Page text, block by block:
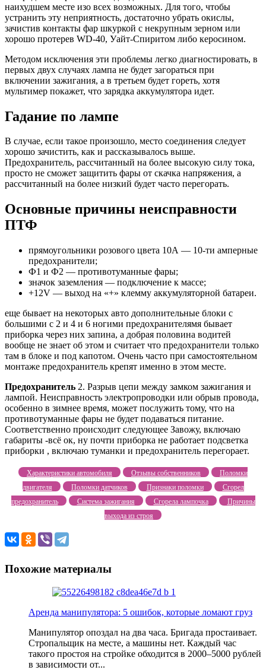
наихудшем месте изо всех возможных. Для того, чтобы
устранить эту неприятность, достаточно убрать окислы,
зачистив контакты фар шкуркой с некрупным зерном или
хорошо протерев WD-40, Уайт-Спиритом либо керосином.
Методом исключения эти проблемы легко диагностировать, в
первых двух случаях лампа не будет загораться при
включении зажигания, а в третьем будет гореть, хотя
мультимер покажет, что зарядка аккумулятора идет.
Гадание по лампе
В случае, если такое произошло, место соединения следует
хорошо зачистить, как и рассказывалось выше.
Предохранитель, рассчитанный на более высокую силу тока,
просто не сможет защитить фары от скачка напряжения, а
рассчитанный на более низкий будет часто перегорать.
Основные причины неисправности
ПТФ
прямоугольники розового цвета 10А — 10-ти амперные
предохранители;
Ф1 и Ф2 — противотуманные фары;
значок заземления — подключение к массе;
+12V — выход на «+» клемму аккумуляторной батареи.
еще бывает на некоторых авто дополнительные блоки с
большими с 2 и 4 и 6 ногими предохранителямя бывает
приборка через них запина, а добрая половина водитей
вообще не знает об этом и считает что предохранители только
там в блоке и под капотом. Очень часто при самостоятельном
монтаже предохранитель крепят именно в этом месте.
Предохранитель 2. Разрыв цепи между замком зажигания и
лампой. Неисправность электропроводки или обрыв провода,
особенно в зимнее время, может послужить тому, что на
противотуманные фары не будет подаваться питание.
Соответственно происходит следующее Завожу, включаю
габариты -всё ок, ну почти приборка не работает подсветка
приборки , включаю туманки и предохранитель перегорает.
Характеристики автомобиля Отзывы собственников
Поломки
двигателя
Поломки датчиков Признаки поломки
Сгорел
предохранитель
Система зажигания Сгорела лампочка
Причины
выхода из строя
Похожие материалы
Аренда манипулятора: 5 ошибок, которые ломают груз
Манипулятор опоздал на два часа. Бригада простаивает.
Стропальщик на месте, а машины нет. Каждый час
такого простоя на стройке обходится в 2000–5000 рублей
в зависимости от...